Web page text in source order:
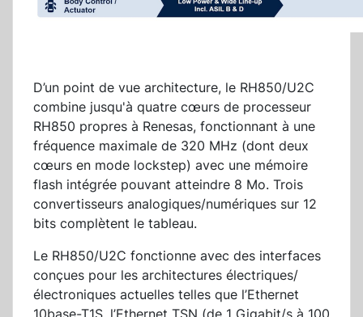
D’un point de vue architecture, le RH850/U2C
combine jusqu'à quatre cœurs de processeur
RH850 propres à Renesas, fonctionnant à une
fréquence maximale de 320 MHz (dont deux
cœurs en mode lockstep) avec une mémoire
flash intégrée pouvant atteindre 8 Mo. Trois
convertisseurs analogiques/numériques sur 12
bits complètent le tableau.
Le RH850/U2C fonctionne avec des interfaces
conçues pour les architectures électriques/
électroniques actuelles telles que l’Ethernet